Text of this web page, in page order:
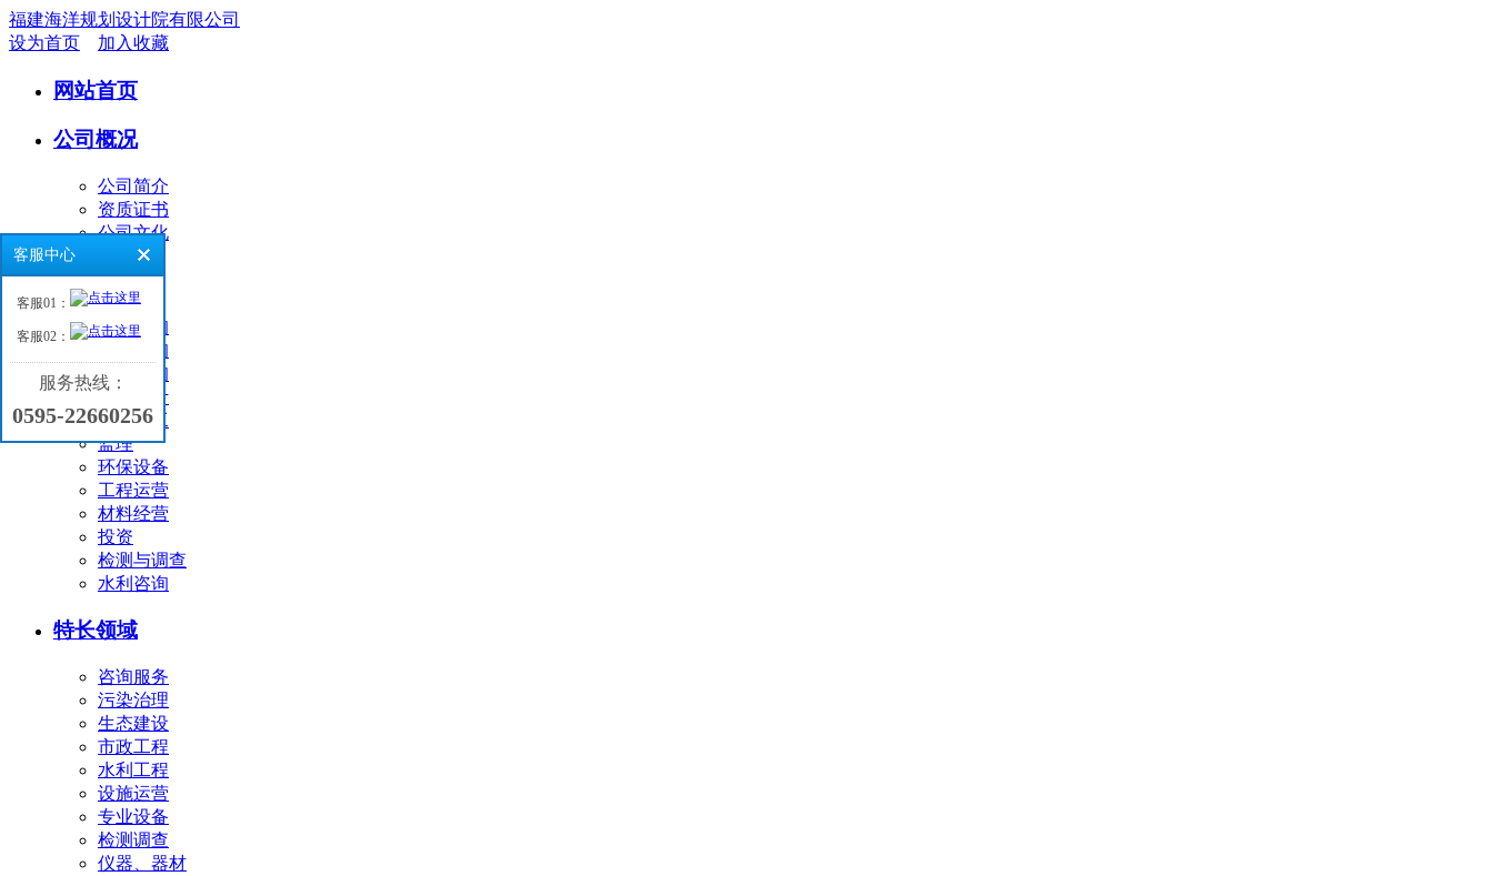
福建海洋规划设计院有限公司
设为首页
加入收藏
网站首页
公司概况
公司简介
资质证书
公司文化
业务领域
环境咨询
工程咨询
海洋咨询
工程设计
工程施工
监理
环保设备
工程运营
材料经营
投资
检测与调查
水利咨询
特长领域
咨询服务
污染治理
生态建设
市政工程
水利工程
设施运营
专业设备
检测调查
仪器、器材
客服中心
客服01：
客服02：
服务热线：
0595-22660256